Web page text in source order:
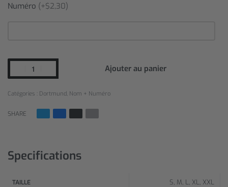
Numéro (+$2,30)
Ajouter au panier
Catégories : Dortmund Nom + Numéro
SHARE
Specifications
TAILLE S, M, L, XL, XXL